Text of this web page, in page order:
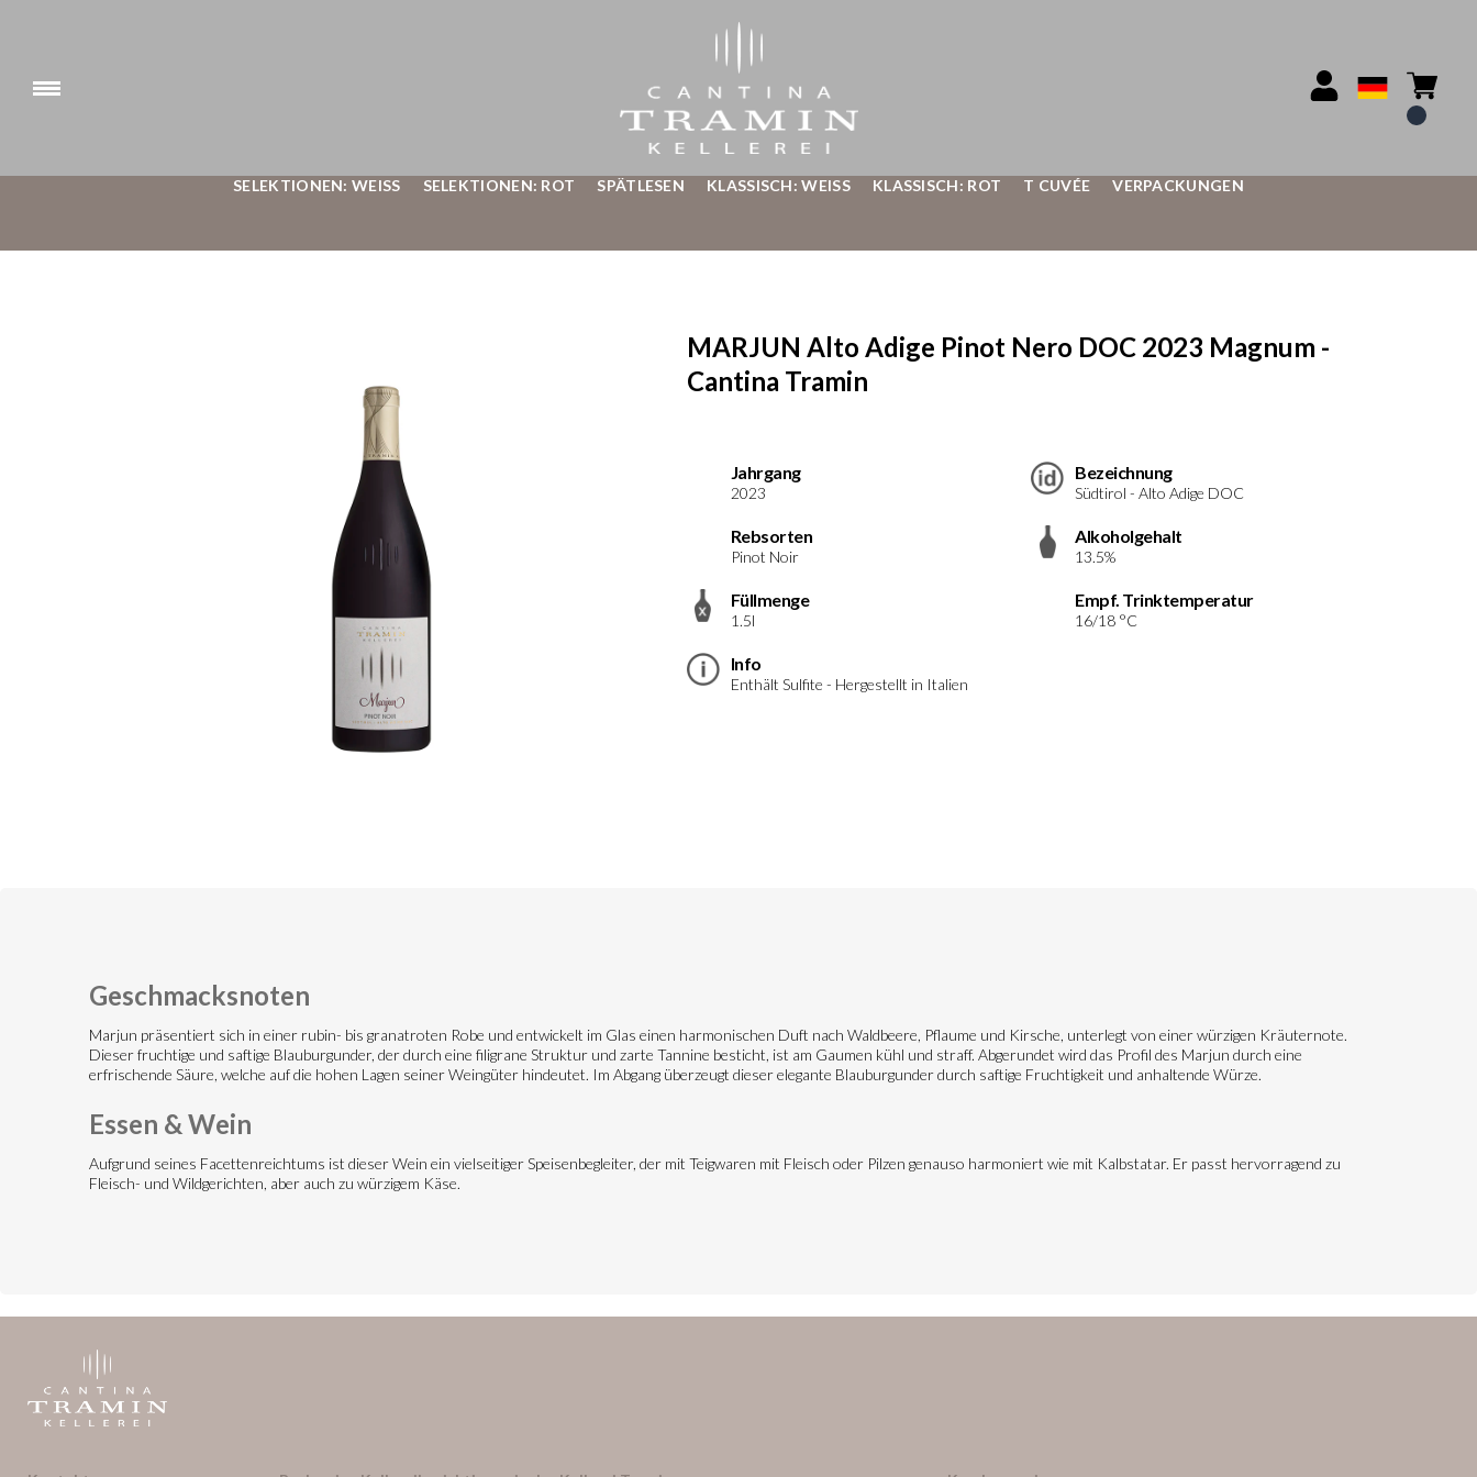
SELEKTIONEN: WEISS SELEKTIONEN: ROT SPÄTLESEN KLASSISCH: WEISS KLASSISCH: ROT T CUVÉE VERPACKUNGEN
MARJUN Alto Adige Pinot Nero DOC 2023 Magnum -
Cantina Tramin
Jahrgang
2023
Bezeichnung
Südtirol - Alto Adige DOC
Rebsorten
Pinot Noir
Alkoholgehalt
13.5%
Füllmenge
1.5l
Empf. Trinktemperatur
16/18 °C
Info
Enthält Sulfite - Hergestellt in Italien
Geschmacksnoten
Marjun präsentiert sich in einer rubin- bis granatroten Robe und entwickelt im Glas einen harmonischen Duft nach Waldbeere, Pflaume und Kirsche, unterlegt von einer würzigen Kräuternote.
Dieser fruchtige und saftige Blauburgunder, der durch eine filigrane Struktur und zarte Tannine besticht, ist am Gaumen kühl und straff. Abgerundet wird das Profil des Marjun durch eine
erfrischende Säure, welche auf die hohen Lagen seiner Weingüter hindeutet. Im Abgang überzeugt dieser elegante Blauburgunder durch saftige Fruchtigkeit und anhaltende Würze.
Essen & Wein
Aufgrund seines Facettenreichtums ist dieser Wein ein vielseitiger Speisenbegleiter, der mit Teigwaren mit Fleisch oder Pilzen genauso harmoniert wie mit Kalbstatar. Er passt hervorragend zu
Fleisch- und Wildgerichten, aber auch zu würzigem Käse.